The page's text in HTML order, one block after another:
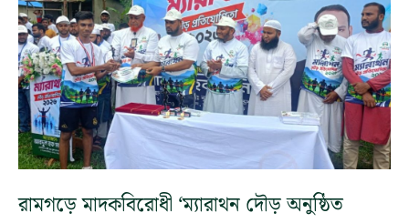
রামগড়ে মাদকবিরোধী ‘ম্যারাথন দৌড় অনুষ্ঠিত